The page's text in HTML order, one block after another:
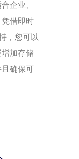
企业、
借即时
，您可以
加存储
确保可